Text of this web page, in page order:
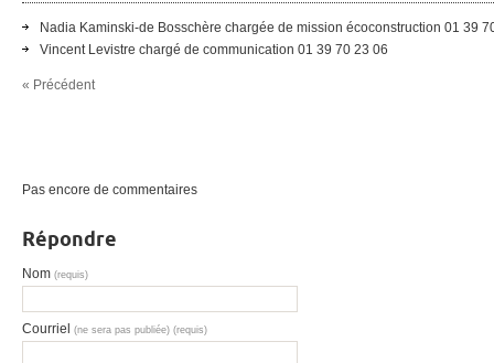
Nadia Kaminski-de Bosschère chargée de mission écoconstruction 01 39
Vincent Levistre chargé de communication 01 39 70 23 06
« Précédent
Pas encore de commentaires
Répondre
Nom (requis)
Courriel (ne sera pas publiée) (requis)